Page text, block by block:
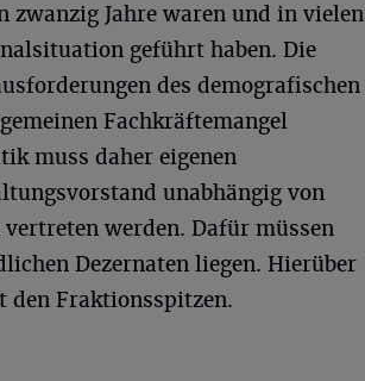
Jahre waren und in vielen
geführt haben. Die
des demografischen
Fachkräftemangel
muss daher eigenen
unabhängig von
werden. Dafür müssen
Dezernaten liegen. Hierüber
den Fraktionsspitzen.